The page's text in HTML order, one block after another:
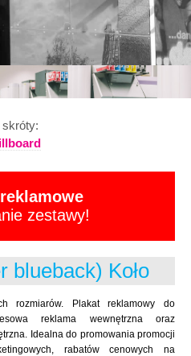
skróty:
zestawy!
blueback) Koło
rozmiarów. Plakat reklamowy do
reklama wewnętrzna oraz
Idealna do promowania promocji
rabatów cenowych na